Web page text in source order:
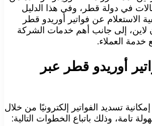
في دولة قطر، وفي هذا الدليل
الاستعلام عن فواتير أوريدو قطر
إلى جانب أهم خدمات الشركة
العملاء.
أوريدو قطر عبر
إمكانية تسديد الفواتير إلكترونيًا من خلال
تامة، وذلك باتباع الخطوات التالية: